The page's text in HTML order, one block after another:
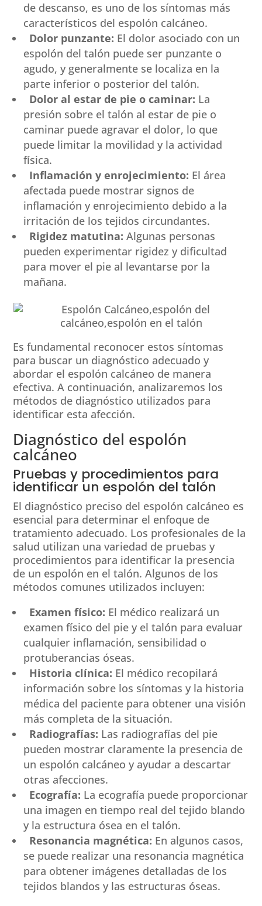
de descanso, es uno de los síntomas más
característicos del espolón calcáneo.
Dolor punzante: El dolor asociado con un
espolón del talón puede ser punzante o
agudo, y generalmente se localiza en la
parte inferior o posterior del talón.
Dolor al estar de pie o caminar: La
presión sobre el talón al estar de pie o
caminar puede agravar el dolor, lo que
puede limitar la movilidad y la actividad
física.
Inflamación y enrojecimiento: El área
afectada puede mostrar signos de
inflamación y enrojecimiento debido a la
irritación de los tejidos circundantes.
Rigidez matutina: Algunas personas
pueden experimentar rigidez y dificultad
para mover el pie al levantarse por la
mañana.
Es fundamental reconocer estos síntomas
para buscar un diagnóstico adecuado y
abordar el espolón calcáneo de manera
efectiva. A continuación, analizaremos los
métodos de diagnóstico utilizados para
identificar esta afección.
Diagnóstico del espolón
calcáneo
Pruebas y procedimientos para
identificar un espolón del talón
El diagnóstico preciso del espolón calcáneo es
esencial para determinar el enfoque de
tratamiento adecuado. Los profesionales de la
salud utilizan una variedad de pruebas y
procedimientos para identificar la presencia
de un espolón en el talón. Algunos de los
métodos comunes utilizados incluyen:
Examen físico: El médico realizará un
examen físico del pie y el talón para evaluar
cualquier inflamación, sensibilidad o
protuberancias óseas.
Historia clínica: El médico recopilará
información sobre los síntomas y la historia
médica del paciente para obtener una visión
más completa de la situación.
Radiografías: Las radiografías del pie
pueden mostrar claramente la presencia de
un espolón calcáneo y ayudar a descartar
otras afecciones.
Ecografía: La ecografía puede proporcionar
una imagen en tiempo real del tejido blando
y la estructura ósea en el talón.
Resonancia magnética: En algunos casos,
se puede realizar una resonancia magnética
para obtener imágenes detalladas de los
tejidos blandos y las estructuras óseas.